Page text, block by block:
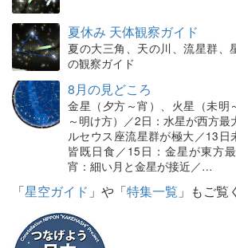
夏休み 天体観察ガイド
夏の大三角、天の川、流星群、
の観察ガイド
8月の見どころ
金星（夕方～宵）、火星（未明
～明け方）／2日：水星が西方
ルセウス座流星群が極大／13日
皆既日食／15日：金星が東方
宵：細い月と金星が接近／…
「星空ガイド 」や「特集一覧 」もご覧